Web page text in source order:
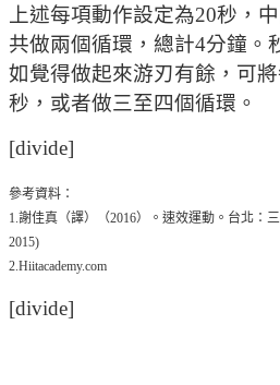
上述每項動作設定為20秒，
共做兩個循環，總計4分鐘。
如覺得做起來游刃有餘，可
秒，或者做三至四個循環。
[divide]
參考資料：
1.謝佳真（譯）（2016）。速效運動。台北：三
2015)
2.Hiitacademy.com
[divide]